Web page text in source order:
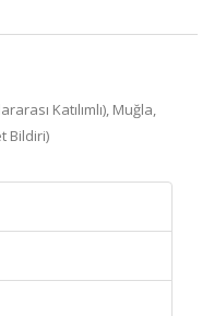
Katılımlı), Muğla,
Bildiri)